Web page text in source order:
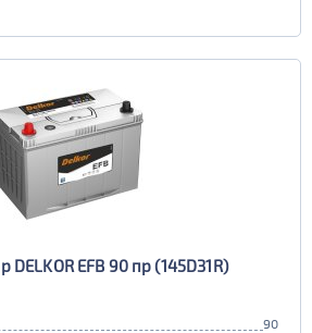
DELKOR EFB 90 пр (145D31R)
90